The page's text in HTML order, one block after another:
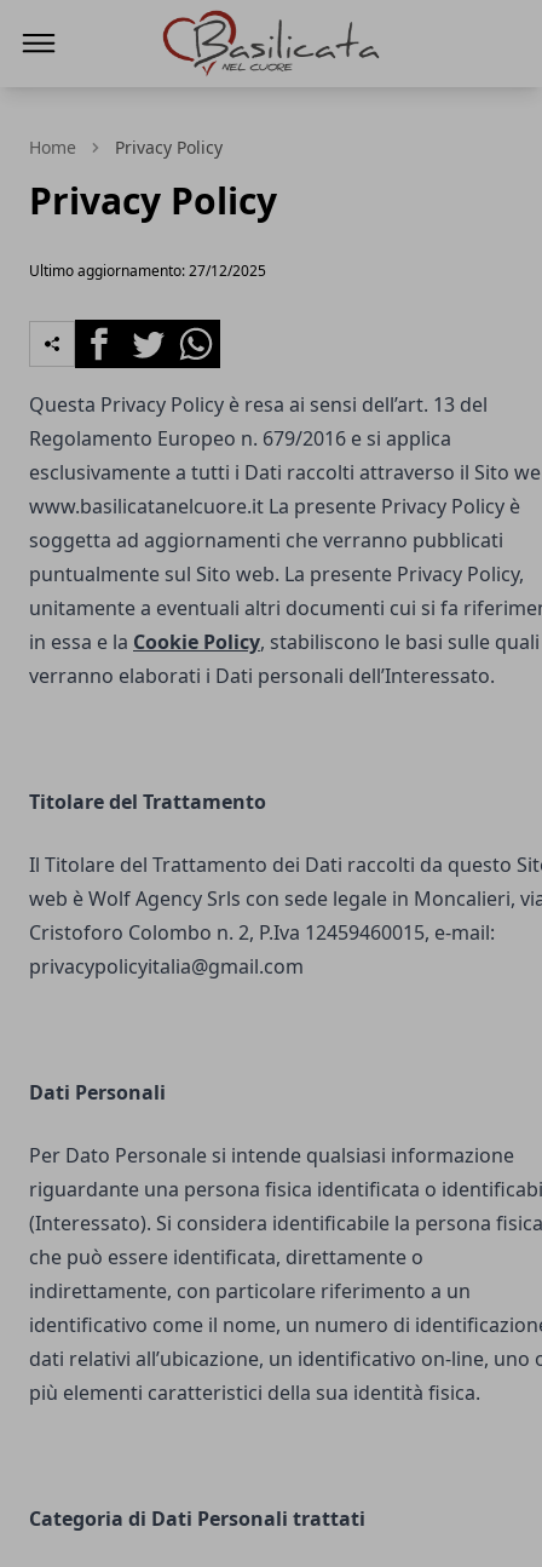
Home Privacy Policy
Privacy Policy
Ultimo aggiornamento: 27/12/2025
FacebookTwitterWhatsapp
Questa Privacy Policy è resa ai sensi dell’art. 13 del
Regolamento Europeo n. 679/2016 e si applica
esclusivamente a tutti i Dati raccolti attraverso il Sito
www.basilicatanelcuore.it La presente Privacy Policy è
soggetta ad aggiornamenti che verranno pubblicati
puntualmente sul Sito web. La presente Privacy Policy,
unitamente a eventuali altri documenti cui si fa
in essa e la Cookie Policy, stabiliscono le basi sulle quali
verranno elaborati i Dati personali dell’Interessato.
Titolare del Trattamento
Il Titolare del Trattamento dei Dati raccolti da questo
web è Wolf Agency Srls con sede legale in Moncalieri,
Cristoforo Colombo n. 2, P.Iva 12459460015, e-mail:
privacypolicyitalia@gmail.com
Dati Personali
Per Dato Personale si intende qualsiasi informazione
riguardante una persona fisica identificata o
(Interessato). Si considera identificabile la persona fisica
che può essere identificata, direttamente o
indirettamente, con particolare riferimento a un
identificativo come il nome, un numero di
dati relativi all’ubicazione, un identificativo on-line, uno
più elementi caratteristici della sua identità fisica.
Categoria di Dati Personali trattati